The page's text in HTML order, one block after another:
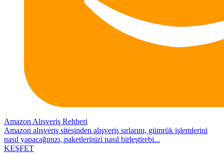
Amazon Alışveriş Rehberi
Amazon alışveriş sitesinden alışveriş sırlarını, gümrük işlemlerini
nasıl yapacağınızı, paketlerinizi nasıl birleştirebi...
KEŞFET